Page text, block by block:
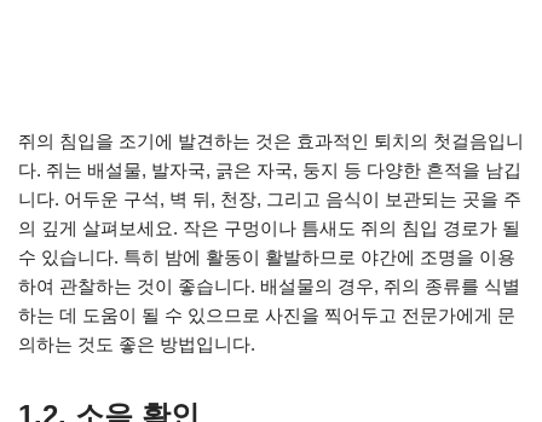
쥐의 침입을 조기에 발견하는 것은 효과적인 퇴치의 첫걸음입니
다. 쥐는 배설물, 발자국, 긁은 자국, 둥지 등 다양한 흔적을 남깁
니다. 어두운 구석, 벽 뒤, 천장, 그리고 음식이 보관되는 곳을 주
의 깊게 살펴보세요. 작은 구멍이나 틈새도 쥐의 침입 경로가 될
수 있습니다. 특히 밤에 활동이 활발하므로 야간에 조명을 이용
하여 관찰하는 것이 좋습니다. 배설물의 경우, 쥐의 종류를 식별
하는 데 도움이 될 수 있으므로 사진을 찍어두고 전문가에게 문
의하는 것도 좋은 방법입니다.
1.2. 소음 확인